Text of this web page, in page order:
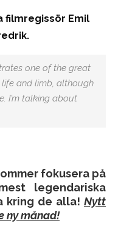
filmregissör Emil
one of the great
and limb, although
I’m talking about
fokusera på
legendariska
kring de alla! Nytt
ny månad!